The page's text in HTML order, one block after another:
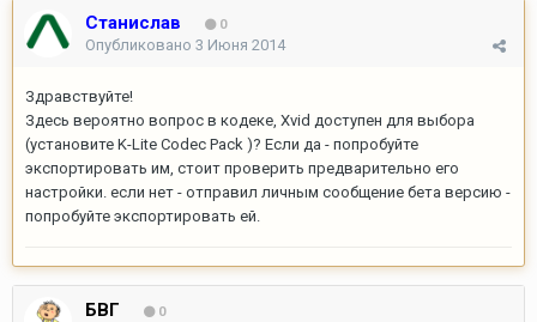
Станислав 0
Опубликовано 3 Июня 2014
Здравствуйте!
Здесь вероятно вопрос в кодеке, Xvid доступен для выбора
(установите K-Lite Codec Pack )? Если да - попробуйте
экспортировать им, стоит проверить предварительно его
настройки. если нет - отправил личным сообщение бета версию -
попробуйте экспортировать ей.
БВГ 0